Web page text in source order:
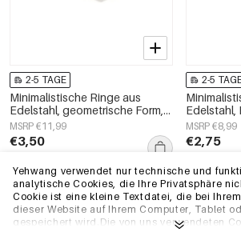
Yehwang verwendet nur technische und
analytische Cookies, die Ihre Privatsphäre
Cookie ist eine kleine Textdatei, die bei
dieser Website auf Ihrem Computer, Tablet
gespeichert wird.Die von uns verwendeten
2-5 TAGE
Minimalistische Ringe aus
Edelstahl, geometrische Form,
schlichte Alltags-Serie,
Damenschmuck
MSRP €11,99
€3,50
2-5
Edelstahl,
und
Schmuck
MSRP €8,99
€2,75
EU-Lager EU-Lager